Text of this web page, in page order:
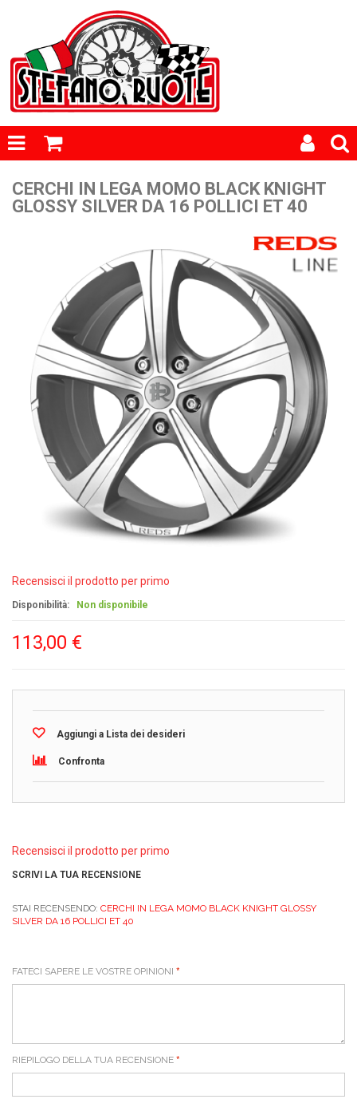
CERCHI IN LEGA MOMO BLACK KNIGHT
GLOSSY SILVER DA 16 POLLICI ET 40
Recensisci il prodotto per primo
Disponibilità: Non disponibile
113,00 €
Aggiungi a Lista dei desideri
Confronta
Recensisci il prodotto per primo
SCRIVI LA TUA RECENSIONE
STAI RECENSENDO: CERCHI IN LEGA MOMO BLACK KNIGHT GLOSSY
SILVER DA 16 POLLICI ET 40
FATECI SAPERE LE VOSTRE OPINIONI
RIEPILOGO DELLA TUA RECENSIONE